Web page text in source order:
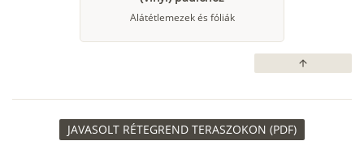
Alátétlemezek és fóliák
arrow_upward
JAVASOLT RÉTEGREND TERASZOKON (PDF)